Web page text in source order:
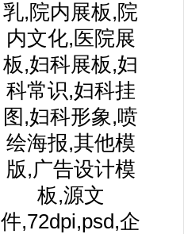
乳,院内展板,院
内文化,医院展
板,妇科展板,妇
科常识,妇科挂
图,妇科形象,喷
绘海报,其他模
版,广告设计模
板,源文
件,72dpi,psd,企